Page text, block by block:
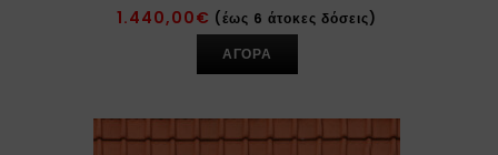
1.440,00€ (έως 6 άτοκες δόσεις)
ΑΓΟΡΑ